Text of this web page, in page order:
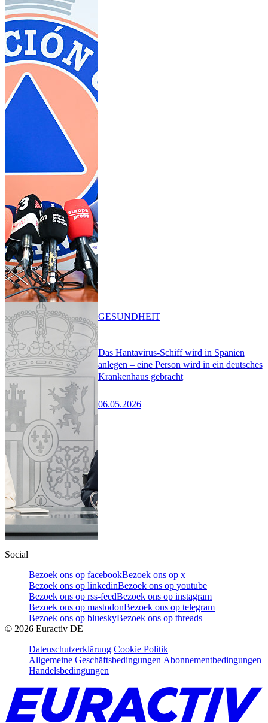
Das Hantavirus-Schiff wird in Spanien
anlegen – eine Person wird in ein deutsches
Krankenhaus gebracht
06.05.2026
GESUNDHEIT
Social
Bezoek ons op facebookBezoek ons op x
Bezoek ons op linkedinBezoek ons op youtube
Bezoek ons op rss-feedBezoek ons op instagram
Bezoek ons op mastodonBezoek ons op telegram
Bezoek ons op blueskyBezoek ons op threads
© 2026 Euractiv DE
Datenschutzerklärung Cookie Politik
Allgemeine Geschäftsbedingungen Abonnementbedingungen
Handelsbedingungen